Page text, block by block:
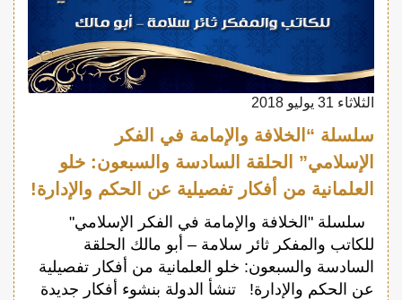
الثلاثاء 31 يوليو 2018
سلسلة “الخلافة والإمامة في الفكر
الإسلامي” الحلقة السادسة والسبعون: خلو
العلمانية من أفكار تفصيلية عن الحكم والإدارة!
سلسلة "الخلافة والإمامة في الفكر الإسلامي"
للكاتب والمفكر ثائر سلامة – أبو مالك الحلقة
السادسة والسبعون: خلو العلمانية من أفكار تفصيلية
عن الحكم والإدارة! تنشأ الدولة بنشوء أفكار جديدة